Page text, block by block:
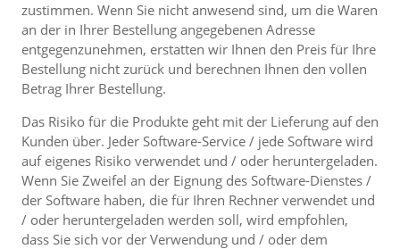
zustimmen. Wenn Sie nicht anwesend sind, um die Waren
an der in Ihrer Bestellung angegebenen Adresse
entgegenzunehmen, erstatten wir Ihnen den Preis für Ihre
Bestellung nicht zurück und berechnen Ihnen den vollen
Betrag Ihrer Bestellung.
Das Risiko für die Produkte geht mit der Lieferung auf den
Kunden über. Jeder Software-Service / jede Software wird
auf eigenes Risiko verwendet und / oder heruntergeladen.
Wenn Sie Zweifel an der Eignung des Software-Dienstes /
der Software haben, die für Ihren Rechner verwendet und
/ oder heruntergeladen werden soll, wird empfohlen,
dass Sie sich vor der Verwendung und / oder dem